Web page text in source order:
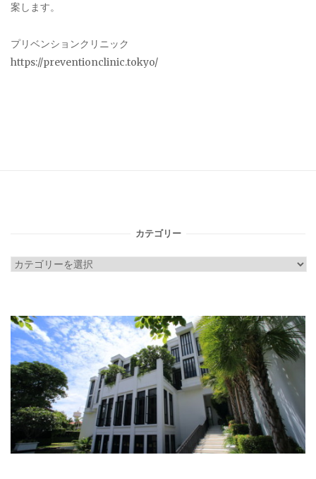
案します。
プリベンションクリニック
https://preventionclinic.tokyo/
カテゴリー
カ
リ
ー